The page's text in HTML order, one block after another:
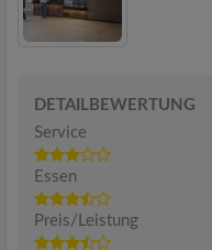
DETAILBEWERTUNG
Service
Essen
Preis/Leistung